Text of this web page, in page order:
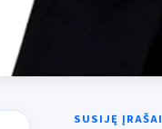
SUSIJĘ ĮRAŠAI